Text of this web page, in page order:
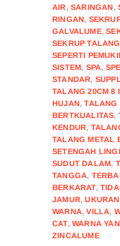
AIR,SARINGAN,
RINGAN,
GALVALUME,
SEKRUP
SEPERTI
SISTEM, SPA,
STANDAR,
TALANG 20CM 8
HUJAN,TALANG
BERTKUALITAS,
KENDUR,
TALANG METAL
SETENGAH
SUDUT DALAM,
TANGGA,
BERKARAT,
JAMUR,UKURAN
WARNA,VILLA,
CAT,WARNA
ZINCALUME